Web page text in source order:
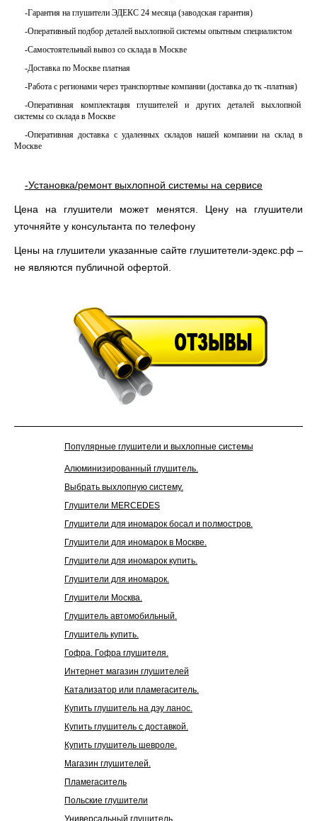
-Гарантия на глушители ЭДЕКС 24 месяца (заводская гарантия)
-Оперативный подбор деталей выхлопной системы опытным специалистом
-Самостоятельный вывоз со склада в Москве
-Доставка по Москве платная
-Работа с регионами через транспортные компании (доставка до тк -платная)
-Оперативная комплектация глушителей и других деталей выхлопной
системы со склада в Москве
-Оперативная доставка с удаленных складов нашей компании на склад в
Москве
-Установка/ремонт выхлопной системы на сервисе
Цена на глушители может менятся. Цену на глушители
уточняйте у консультанта по телефону
Цены на глушители указанные сайте глушитетели-эдекс.рф –
не являются публичной офертой.
Популярные глушители и выхлопные системы
Алюминизированный глушитель.
Выбрать выхлопную систему.
Глушители MERCEDES
Глушители для иномарок босал и полмостров.
Глушители для иномарок в Москве.
Глушители для иномарок купить.
Глушители для иномарок.
Глушители Москва.
Глушитель автомобильный.
Глушитель купить.
Гофра. Гофра глушителя.
Интернет магазин глушителей
Катализатор или пламегаситель.
Купить глушитель на дэу ланос.
Купить глушитель с доставкой.
Купить глушитель шевроле.
Магазин глушителей.
Пламегаситель
Польские глушители
Универсальный глушитель